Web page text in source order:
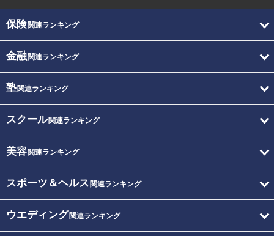
保険関連ランキング
金融関連ランキング
塾関連ランキング
スクール関連ランキング
美容関連ランキング
スポーツ＆ヘルス 関連ランキング
ウエディング関連ランキング